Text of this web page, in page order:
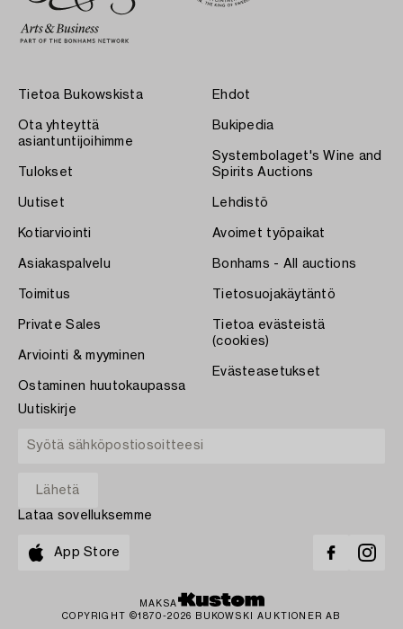
Tietoa Bukowskista
Ota yhteyttä
asiantuntijoihimme
Tulokset
Uutiset
Kotiarviointi
Asiakaspalvelu
Toimitus
Private Sales
Arviointi & myyminen
Ostaminen huutokaupassa
Ehdot
Bukipedia
Systembolaget's Wine and
Spirits Auctions
Lehdistö
Avoimet työpaikat
Bonhams - All auctions
Tietosuojakäytäntö
Tietoa evästeistä
(cookies)
Evästeasetukset
Uutiskirje
Lataa sovelluksemme
App Store
MAKSA
COPYRIGHT ©1870-2026 BUKOWSKI AUKTIONER AB